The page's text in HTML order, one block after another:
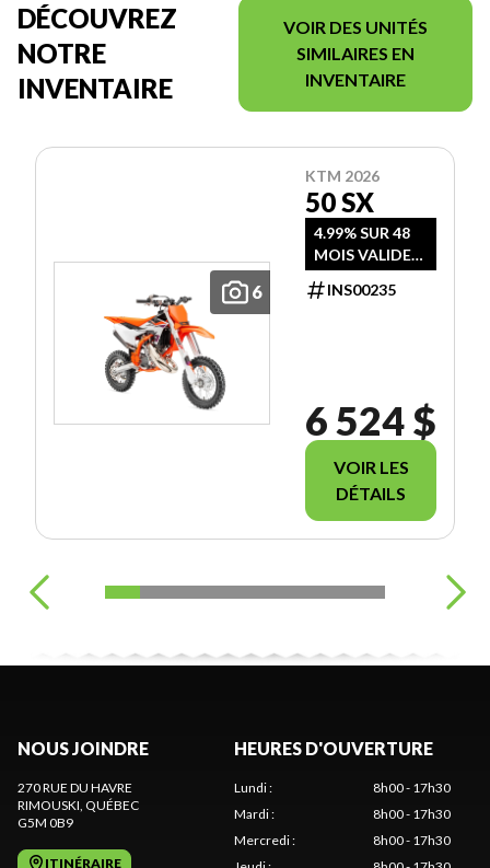
DÉCOUVREZ
NOTRE
INVENTAIRE
VOIR DES UNITÉS
SIMILAIRES EN
INVENTAIRE
6
KTM 2026
50 SX
4.99% SUR 48
MOIS VALIDE
JUSQU'AU 30
JUIN 2026 OU
INS00235
6 524 $
VOIR LES
DÉTAILS
NOUS JOINDRE
270 RUE DU HAVRE
RIMOUSKI , QUÉBEC
G5M 0B9
ITINÉRAIRE
HEURES D'OUVERTURE
Lundi:
8h00 - 17h30
Mardi:
8h00 - 17h30
Mercredi:
8h00 - 17h30